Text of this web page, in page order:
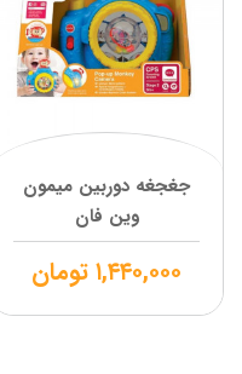
جغجغه دوربین میمون
وین فان
۱,۴۴۰,۰۰۰تومان